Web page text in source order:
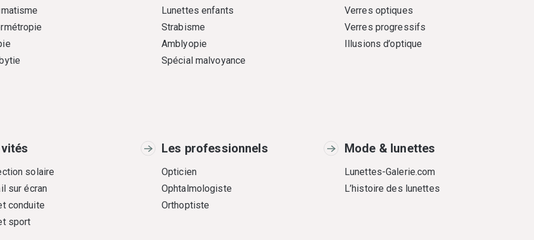
Lunettes enfants
Strabisme
Amblyopie
Spécial malvoyance
Verres optiques
Verres progressifs
Illusions d’optique
solaire
sur écran
conduite
sport
Les professionnels
Opticien
Ophtalmologiste
Orthoptiste
Mode & lunettes
Lunettes-Galerie.com
L’histoire des lunettes